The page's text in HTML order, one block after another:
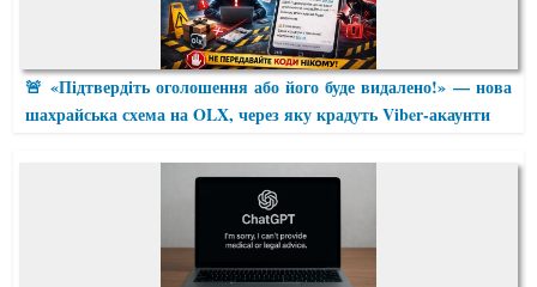
🚨 «Підтвердіть оголошення або його буде видалено!» — нова
шахрайська схема на OLX, через яку крадуть Viber-акаунти